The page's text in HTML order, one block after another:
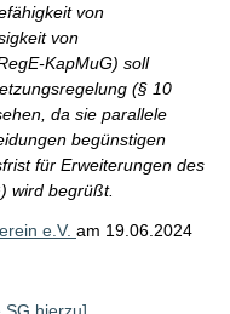
von
von
KapMuG) soll
(§ 10
da sie parallele
begünstigen
für Erweiterungen des
wird begrüßt.
e.V. am 19.06.2024
SG hierzu]